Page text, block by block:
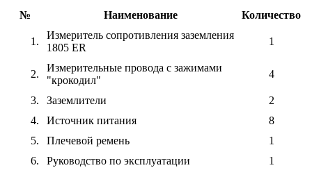
№
Наименование Количество
1.
Измеритель сопротивления заземления
1805 ER
1
2.
Измерительные провода с зажимами
"крокодил"
4
3. Заземлители
2
4.
Источник питания
8
5.
Плечевой ремень
1
6.
Руководство по эксплуатации 1